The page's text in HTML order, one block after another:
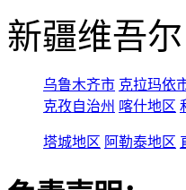
新疆维吾
乌鲁木齐市 克拉玛依
克孜自治州 喀什地区
塔城地区 阿勒泰地区